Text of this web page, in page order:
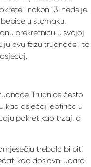
i nakon 13. nedelje.
u stomaku,
prekretnicu u svojoj
ovu fazu trudnoće i to
Trudnice često
kao osjećaj leptirića u
pokret kao trzaj, a
trebalo bi biti
kao doslovni udarci